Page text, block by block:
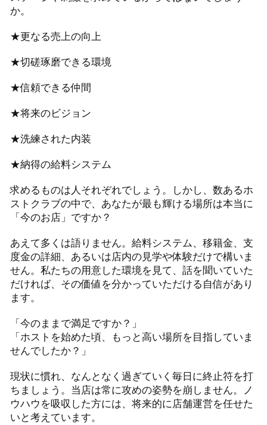
か。
★更なる売上の向上
★切磋琢磨できる環境
★信頼できる仲間
★将来のビジョン
★洗練された内装
★納得の給料システム
求めるものは人それぞれでしょう。しかし、数あるホ
ストクラブの中で、あなたが最も輝ける場所は本当に
「今のお店」ですか？
あえて多くは語りません。給料システム、移籍金、支
度金の詳細、あるいは店内の見学や体験だけで構いま
せん。私たちの用意した環境を見て、話を聞いていた
だければ、その価値を分かっていただける自信があり
ます。
「今のままで満足ですか？」
「ホストを始めた頃、もっと高い場所を目指していま
せんでしたか？」
現状に慣れ、なんとなく過ぎていく毎日に終止符を打
ちましょう。当店は常に攻めの姿勢を崩しません。ノ
ウハウを吸収した方には、将来的に店舗運営を任せた
いと考えています。